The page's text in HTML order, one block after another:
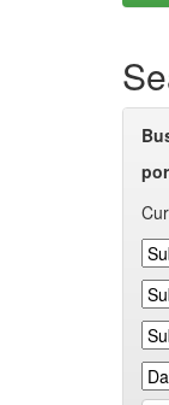
por